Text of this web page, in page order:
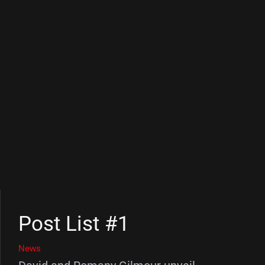
Post List #1
News